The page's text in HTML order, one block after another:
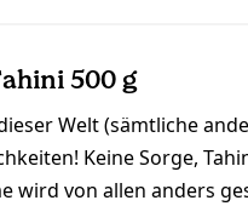
500 g
Welt (sämtliche
Keine Sorge,
wird von allen anders